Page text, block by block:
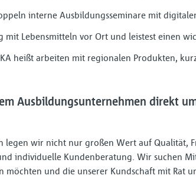
interne Ausbildungsseminare mit
mit Lebensmitteln vor Ort und leistest einen
heißt arbeiten mit regionalen Produkten,
Ausbildungsunternehmen direkt
wir nicht nur großen Wert auf Qualität,
individuelle Kundenberatung. Wir suchen
und die unserer Kundschaft mit Rat